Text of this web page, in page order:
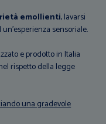
emollienti, lavarsi
sensoriale.
e prodotto in Italia
rispetto della legge
una gradevole